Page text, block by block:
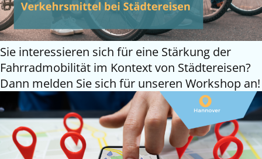
Sie interessieren sich für eine Stärkung der
Fahrradmobilität im Kontext von Städtereisen?
Dann melden Sie sich für unseren Workshop an!